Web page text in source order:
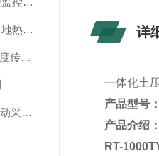
地热资源监测系统／地热管理系统
高精度18B20数字温度传感器
NB-GPS型微功耗自动采集系统
详
一体化土
产品型号
产品介绍
RT-